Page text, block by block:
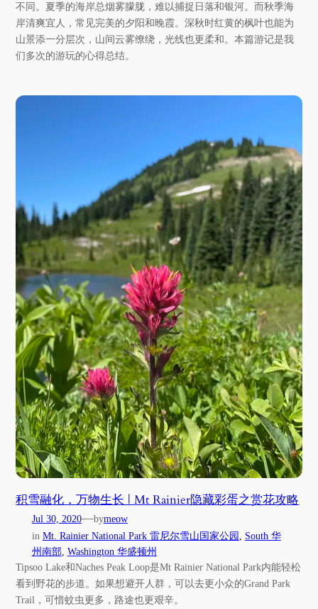
不同。夏季的海岸总烟雾朦胧，难以捕捉日落和银河。而秋季海
岸清爽宜人，常见完美的夕阳和晚霞。深秋时红黄的枫叶也能为
山景添一分层次，山间云雾缭绕，光线也更柔和。本篇游记是我
们多次的游玩的心得总结。
积雪融化，万物生长 | Mt Rainier隐藏彩蛋之赏花攻略
Jul 30, 2020—bymeow
in Mt. Rainier National Park 雷尼尔雪山国家公园
South 华
州南部, Washington 华盛顿州
Tipsoo Lake和Naches Peak Loop是Mt Rainier National Park内能轻松
看到野花的步道。如果想避开人群，可以去更小众的Grand Park
Trail，可惜蚊虫更多，路途也更艰辛。